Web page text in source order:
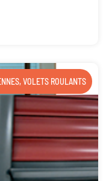
,VOLETS ROULANTS